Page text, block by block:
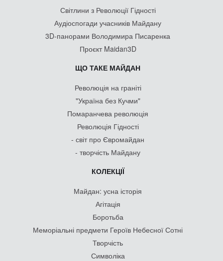
Світлини з Революції Гідності
Аудіоспогади учасників Майдану
3D-панорами Володимира Писаренка
Проєкт Maidan3D
ЩО ТАКЕ МАЙДАН
Революція на граніті
"Україна без Кучми"
Помаранчева революція
Революція Гідності
- світ про Євромайдан
- творчість Майдану
КОЛЕКЦІЇ
Майдан: усна історія
Агітація
Боротьба
Меморіальні предмети Героїв Небесної Сотні
Творчість
Символіка